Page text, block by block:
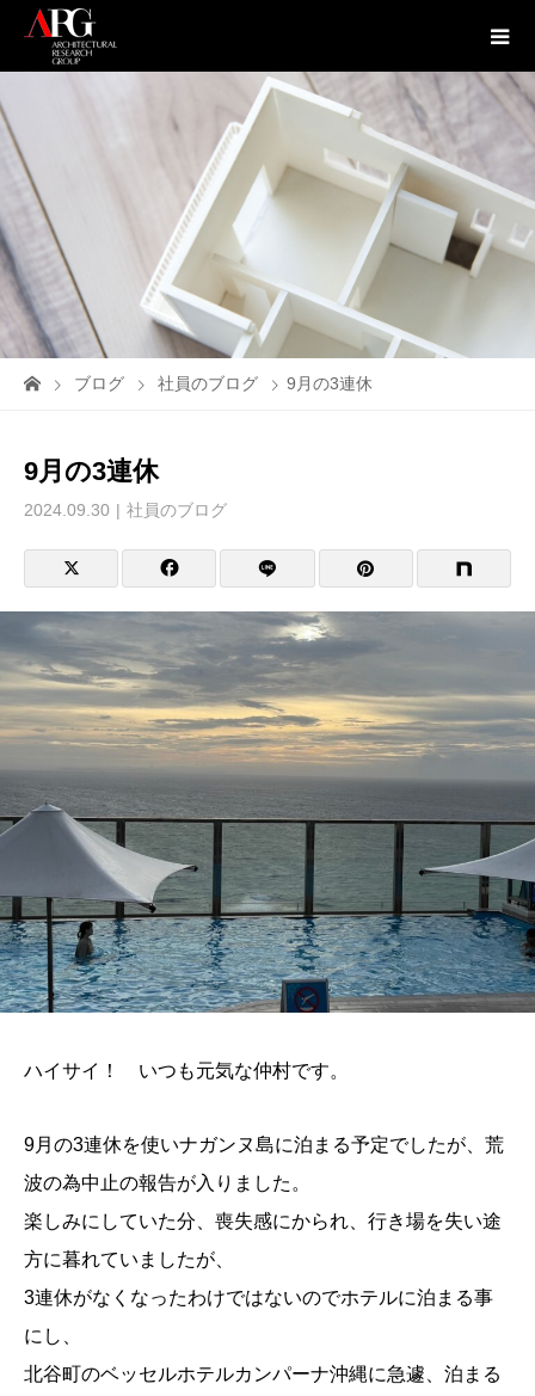
ブログ 社員のブログ 9月の3連休
9月の3連休
2024.09.30 社員のブログ
ハイサイ！ いつも元気な仲村です。
9月の3連休を使いナガンヌ島に泊まる予定でしたが、荒
波の為中止の報告が入りました。
楽しみにしていた分、喪失感にかられ、行き場を失い途
方に暮れていましたが、
3連休がなくなったわけではないのでホテルに泊まる事
にし、
北谷町のベッセルホテルカンパーナ沖縄に急遽、泊まる